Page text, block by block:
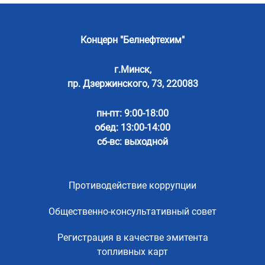
Концерн "Белнефтехим"
г.Минск,
пр. Дзержинского, 73, 220083
пн-пт: 9:00-18:00
обед: 13:00-14:00
сб-вс: выходной
Противодействие коррупции
Общественно-консультативный совет
Регистрация в качестве эмитента
топливных карт